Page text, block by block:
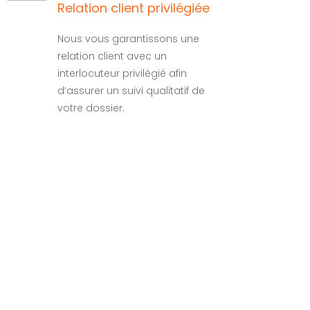
Relation client privilégiée
Nous vous garantissons une
relation client avec un
interlocuteur privilégié afin
d’assurer un suivi qualitatif de
votre dossier.